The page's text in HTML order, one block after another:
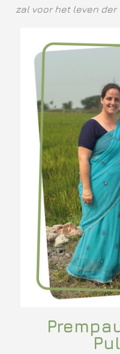
zal voor het leven der